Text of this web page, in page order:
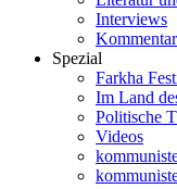
Interviews
Spezial
Farkha
Im Land
Politische
Videos